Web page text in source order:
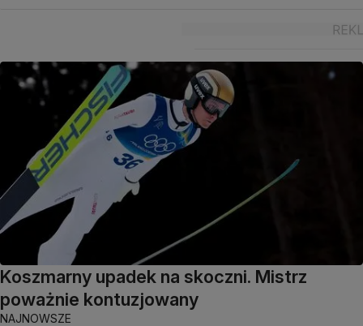
Koszmarny upadek na skoczni. Mistrz
poważnie kontuzjowany
NAJNOWSZE